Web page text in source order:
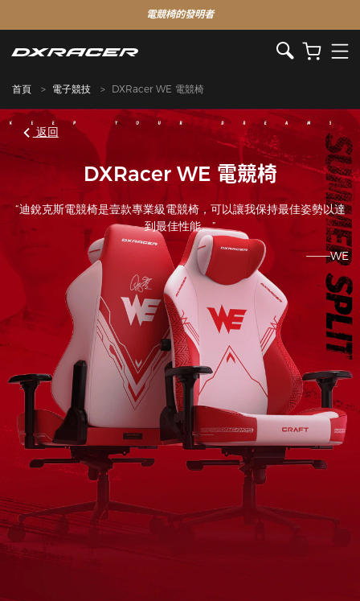
電競椅的發明者
首頁 電子競技 DXRacer WE 電競椅
返回
DXRacer WE 電競椅
“迪銳克斯電競椅是壹款專業級電競椅，可以讓我保持最佳姿勢以達
到最佳性能。”
———WE